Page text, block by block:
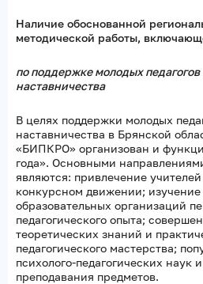
Наличие обоснованной
методической работы,
по поддержке молодых
наставничества
В целях поддержки молодых
наставничества в Брянской
«БИПКРО» организован и
года». Основными
являются: привлечение
конкурсном движении;
образовательных организаций
педагогического опыта;
теоретических знаний и
педагогического мастерства;
психолого-педагогических наук
преподавания предметов.